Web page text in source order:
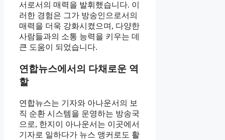
서로서의 매력을 발휘했습니다. 이
러한 경험은 그가 방송인으로서의
매력을 더욱 강화시켰으며, 다양한
사람들과의 소통 능력을 키우는 데
큰 도움이 되었습니다.
연합뉴스에서의 다채로운 역
할
연합뉴스는 기자와 아나운서의 보
직 순환 시스템을 운영하는 방송국
으로, 한지이 아나운서는 이곳에서
기자로 일하다가 뉴스 앵커로도 활